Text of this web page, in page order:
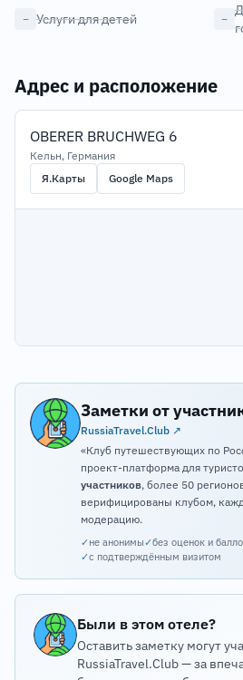
− Услуги для детей −
Адрес и расположение
OBERER BRUCHWEG 6
Кельн, Германия
Я.Карты
Google Maps
Заметки от
RussiaTravel.Club ↗
«Клуб путешествующих по
проект-платформа для
участников, более 50
верифицированы клубом,
модерацию.
✓не анонимы✓без оценок и
✓с подтверждённым визитом
Были в этом отеле?
Оставить заметку могут
RussiaTravel.Club — за